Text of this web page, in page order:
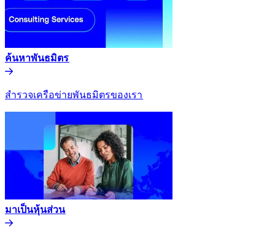
ค้นหาพันธมิตร​​
สำรวจเครือข่ายพันธมิตรของเรา​​
มาเป็นหุ้นส่วน​​